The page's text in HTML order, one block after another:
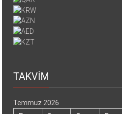
TAKVİM
Temmuz 2026